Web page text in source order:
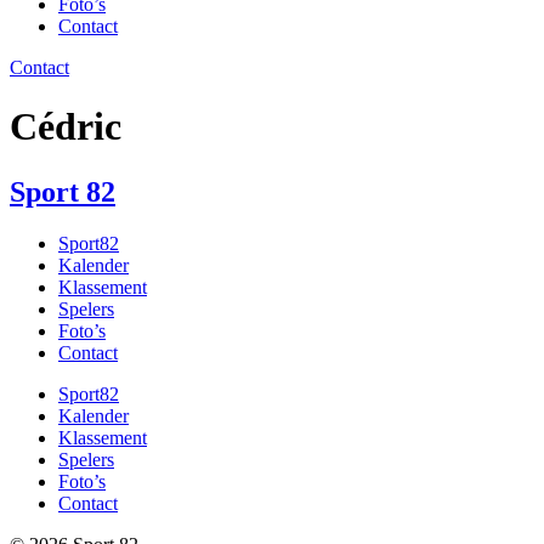
Contact
Contact
Cédric
Sport 82
Sport82
Kalender
Klassement
Spelers
Foto’s
Contact
Sport82
Kalender
Klassement
Spelers
Foto’s
Contact